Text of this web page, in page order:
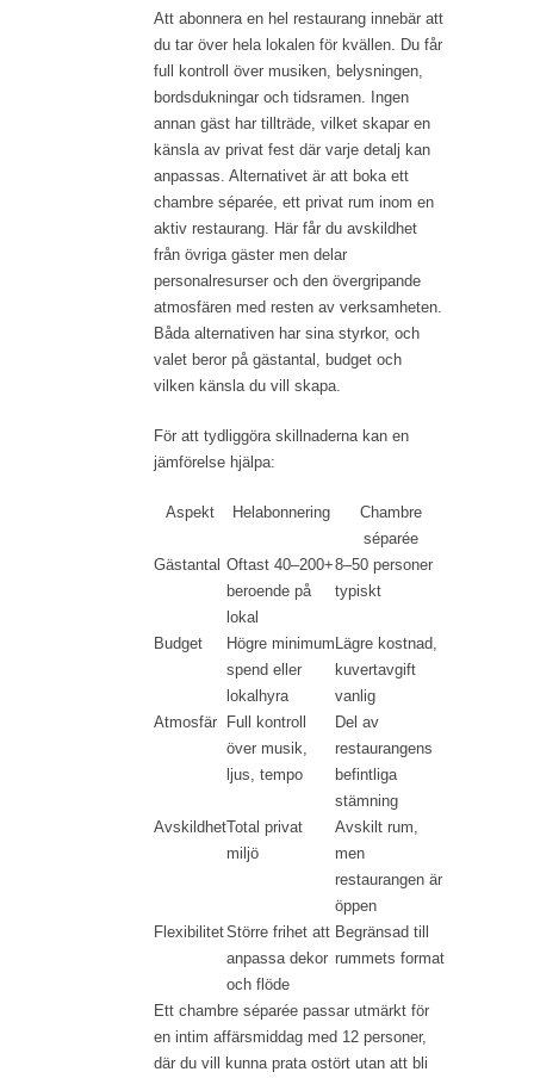
Att abonnera en hel restaurang innebär att
du tar över hela lokalen för kvällen. Du får
full kontroll över musiken, belysningen,
bordsdukningar och tidsramen. Ingen
annan gäst har tillträde, vilket skapar en
känsla av privat fest där varje detalj kan
anpassas. Alternativet är att boka ett
chambre séparée, ett privat rum inom en
aktiv restaurang. Här får du avskildhet
från övriga gäster men delar
personalresurser och den övergripande
atmosfären med resten av verksamheten.
Båda alternativen har sina styrkor, och
valet beror på gästantal, budget och
vilken känsla du vill skapa.
För att tydliggöra skillnaderna kan en
jämförelse hjälpa:
Aspekt Helabonnering
Chambre
séparée
Gästantal Oftast 40–200+
beroende på
lokal
8–50 personer
typiskt
Budget
Högre minimum
spend eller
lokalhyra
Lägre kostnad,
kuvertavgift
vanlig
Atmosfär
Full kontroll
över musik,
ljus, tempo
Del av
restaurangens
befintliga
stämning
AvskildhetTotal privat
miljö
Avskilt rum,
men
restaurangen är
öppen
FlexibilitetStörre frihet att
anpassa dekor
och flöde
Begränsad till
rummets format
Ett chambre séparée passar utmärkt för
en intim affärsmiddag med 12 personer,
där du vill kunna prata ostört utan att bli